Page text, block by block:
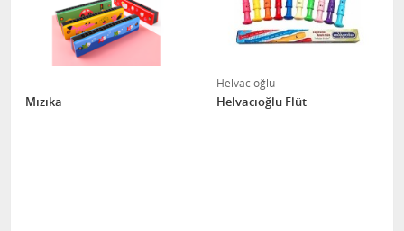
Mızıka
Helvacıoğlu
Helvacıoğlu Flüt